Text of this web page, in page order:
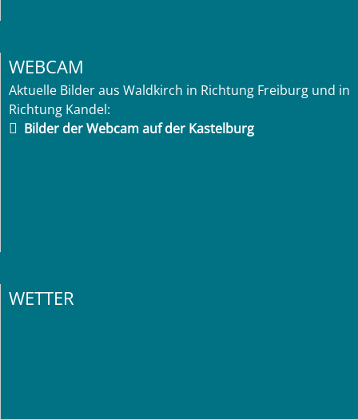
WEBCAM
Aktuelle Bilder aus Waldkirch in Richtung Freiburg und in
Richtung Kandel:
Bilder der Webcam auf der Kastelburg
WETTER